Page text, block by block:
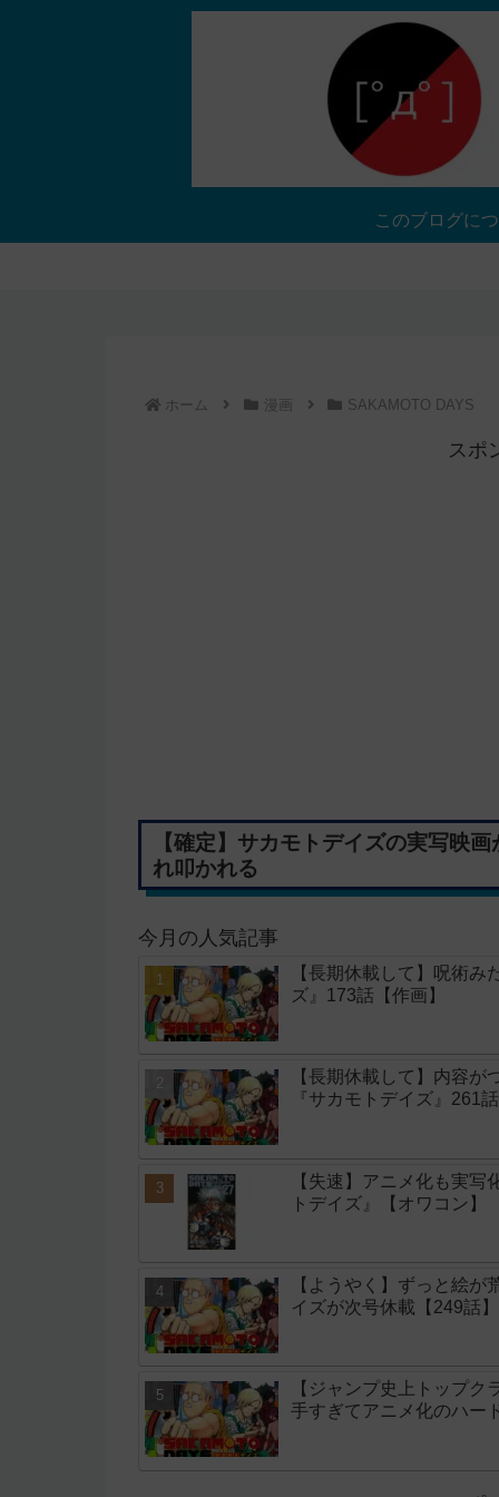
このブログに
ホーム 漫画 SAKAMOTO DAYS
スポ
【確定】サカモトデイズの実写映
れ叩かれる
今月の人気記事
【長期休載して】呪術
ズ』173話【作画】
【長期休載して】内容
『サカモトデイズ』261
【失速】アニメ化も実
トデイズ』【オワコン】
【ようやく】ずっと絵
イズが次号休載【249話】
【ジャンプ史上トップ
手すぎてアニメ化のハー